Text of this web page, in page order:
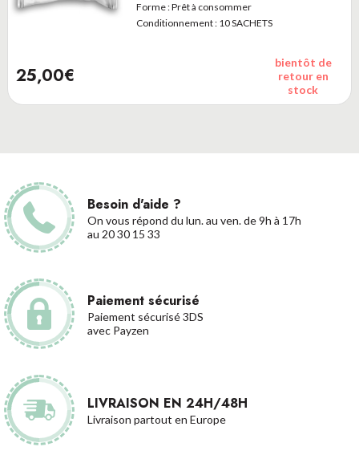
Forme :Prêt à consommer
Conditionnement : 10 SACHETS
25,00€
bientôt de
retour en
stock
Besoin d'aide ?
On vous répond du lun. au ven. de 9h à 17h
au 20 30 15 33
Paiement sécurisé
Paiement sécurisé 3DS
avec Payzen
LIVRAISON EN 24H/48H
Livraison partout en Europe